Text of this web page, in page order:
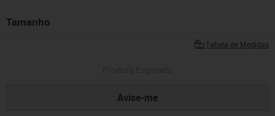
Tamanho
Tabela de Medidas
Avise-me